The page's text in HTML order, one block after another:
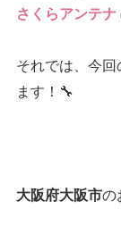
さくらアンテナ
それでは、今
ます！🔧
大阪府大阪市の